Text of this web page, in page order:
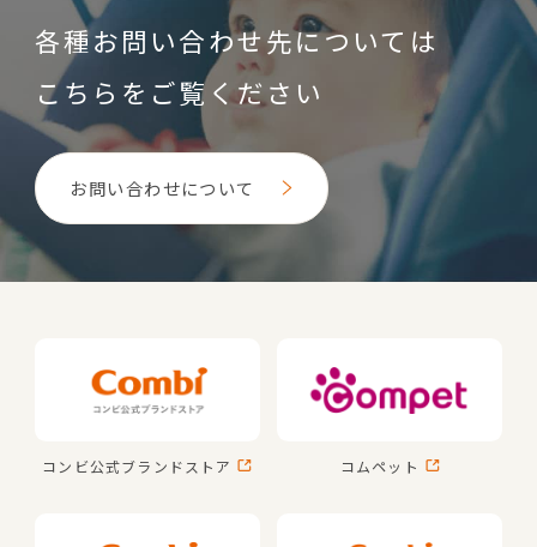
各種お問い合わせ先については
こちらをご覧ください
お問い合わせについて
コンビ公式ブランドストア コムペット